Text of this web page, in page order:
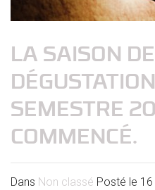
LA SAISON
SEMESTRE
COMMENCÉ.
Dans Non classé Posté le